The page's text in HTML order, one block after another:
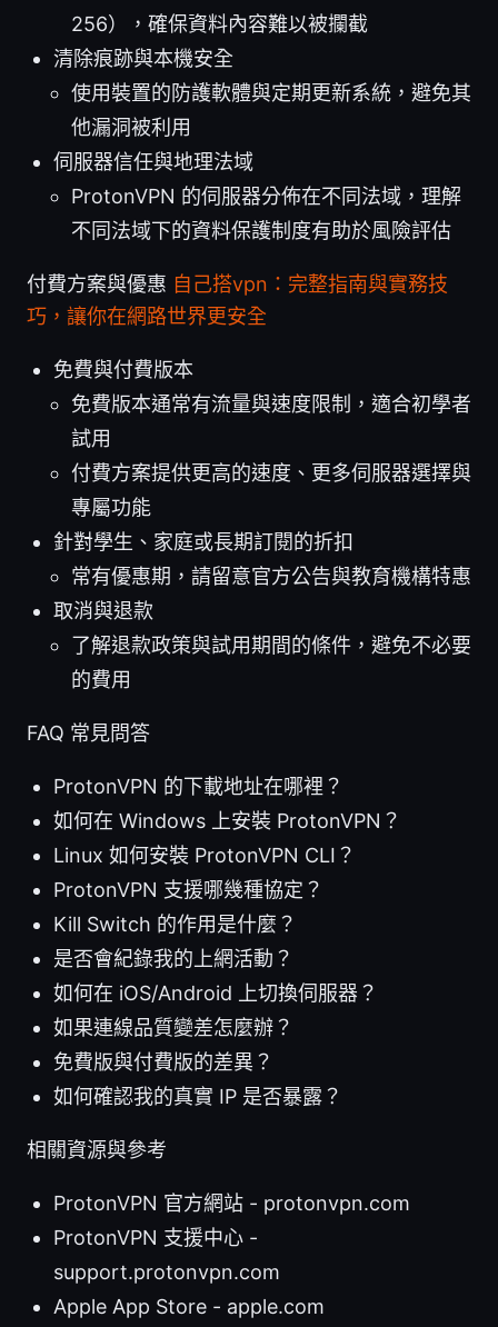
256），確保資料內容難以被攔截
清除痕跡與本機安全
使用裝置的防護軟體與定期更新系統，避免其
他漏洞被利用
伺服器信任與地理法域
ProtonVPN 的伺服器分佈在不同法域，理解
不同法域下的資料保護制度有助於風險評估
付費方案與優惠 自己搭vpn：完整指南與實務技
巧，讓你在網路世界更安全
免費與付費版本
免費版本通常有流量與速度限制，適合初學者
試用
付費方案提供更高的速度、更多伺服器選擇與
專屬功能
針對學生、家庭或長期訂閱的折扣
常有優惠期，請留意官方公告與教育機構特惠
取消與退款
了解退款政策與試用期間的條件，避免不必要
的費用
FAQ 常見問答
ProtonVPN 的下載地址在哪裡？
如何在 Windows 上安裝 ProtonVPN？
Linux 如何安裝 ProtonVPN CLI？
ProtonVPN 支援哪幾種協定？
Kill Switch 的作用是什麼？
是否會紀錄我的上網活動？
如何在 iOS/Android 上切換伺服器？
如果連線品質變差怎麼辦？
免費版與付費版的差異？
如何確認我的真實 IP 是否暴露？
相關資源與參考
ProtonVPN 官方網站 - protonvpn.com
ProtonVPN 支援中心 -
support.protonvpn.com
Apple App Store - apple.com